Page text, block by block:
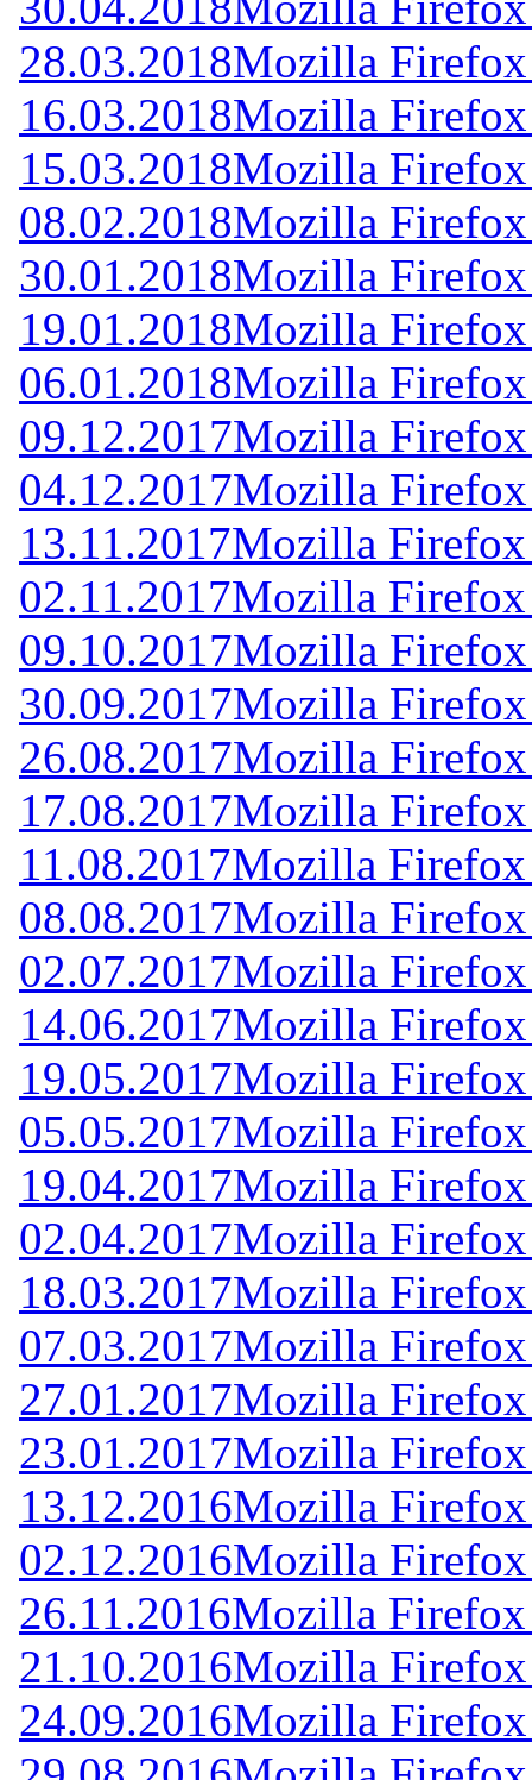
28.03.2018Mozilla
16.03.2018Mozilla
15.03.2018Mozilla
08.02.2018Mozilla
30.01.2018Mozilla
19.01.2018Mozilla
06.01.2018Mozilla
09.12.2017Mozilla
04.12.2017Mozilla
13.11.2017Mozilla
02.11.2017Mozilla
09.10.2017Mozilla
30.09.2017Mozilla
26.08.2017Mozilla
17.08.2017Mozilla
11.08.2017Mozilla
08.08.2017Mozilla
02.07.2017Mozilla
14.06.2017Mozilla
19.05.2017Mozilla
05.05.2017Mozilla
19.04.2017Mozilla
02.04.2017Mozilla
18.03.2017Mozilla
07.03.2017Mozilla
27.01.2017Mozilla
23.01.2017Mozilla
13.12.2016Mozilla
02.12.2016Mozilla
26.11.2016Mozilla
21.10.2016Mozilla
24.09.2016Mozilla